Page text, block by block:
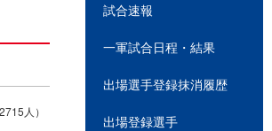
人）
試合速報
一軍試合日程・結果
出場選手登録抹消履歴
出場登録選手